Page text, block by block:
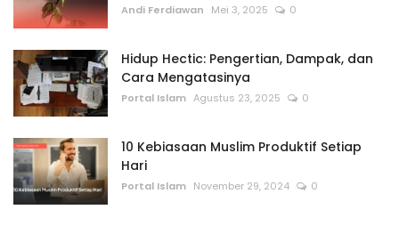
Andi Ferdiawan Mei 3, 2025 0
Hidup Hectic: Pengertian, Dampak, dan
Cara Mengatasinya
Portal Islam Agustus 23, 2025 0
10 Kebiasaan Muslim Produktif Setiap
Hari
Portal Islam November 29, 2024 0